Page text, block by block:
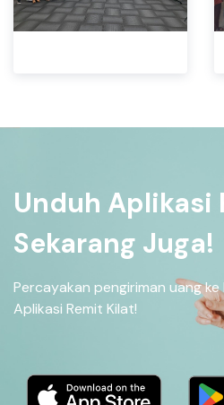
Unduh Aplikasi
Sekarang Juga!
Percayakan pengiriman uang
Aplikasi Remit Kilat!